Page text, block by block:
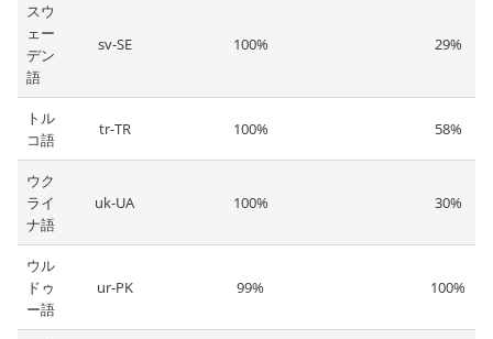
スウ
ェー
デン
語
sv-SE 100% 29%
トル
コ語
tr-TR 100% 58%
ウク
ライ
ナ語
uk-UA 100% 30%
ウル
ドゥ
ー語
ur-PK 99% 100%